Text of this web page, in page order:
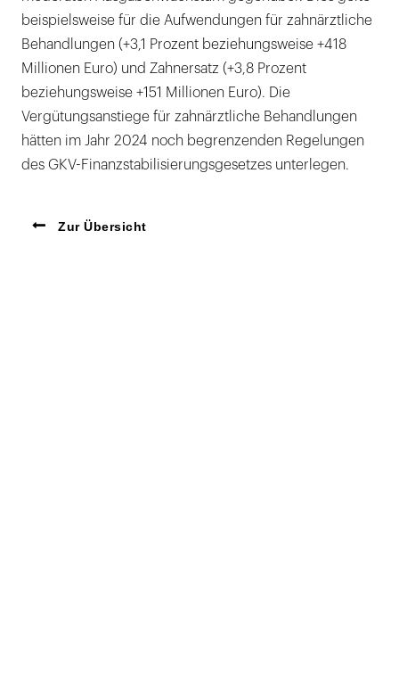
beispielsweise für die Aufwendungen für zahnärztliche
Behandlungen (+3,1 Prozent beziehungsweise +418
Millionen Euro) und Zahnersatz (+3,8 Prozent
beziehungsweise +151 Millionen Euro). Die
Vergütungsanstiege für zahnärztliche Behandlungen
hätten im Jahr 2024 noch begrenzenden Regelungen
des GKV-Finanzstabilisierungsgesetzes unterlegen.
Zur Übersicht